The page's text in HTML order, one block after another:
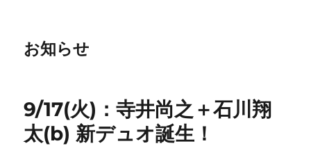
お知らせ
9/17(火)：寺井尚之＋石川翔
太(b) 新デュオ誕生！